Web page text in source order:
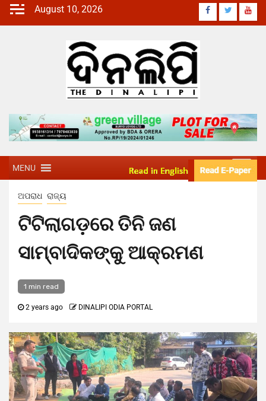
August 10, 2026
MENU
ଅପରାଧ ରାଜ୍ୟ
ଟିଟିଲାଗଡ଼ରେ ତିନି ଜଣ
ସାମ୍ବାଦିକଙ୍କୁ ଆକ୍ରମଣ
1 min read
2 years ago DINALIPI ODIA PORTAL